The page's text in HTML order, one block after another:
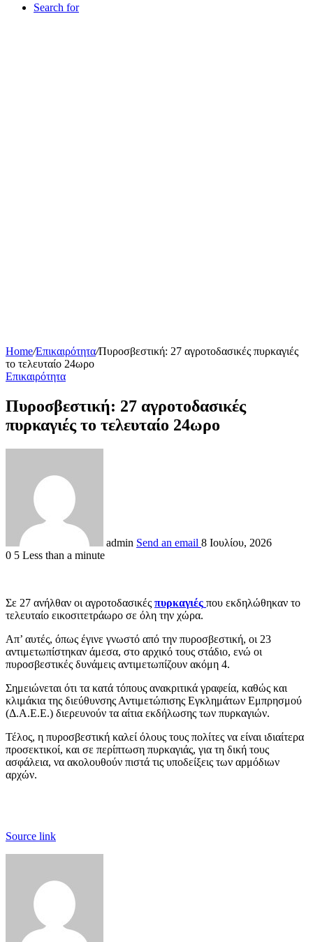
Search for
Home/Επικαιρότητα/Πυροσβεστική: 27 αγροτοδασικές πυρκαγιές
το τελευταίο 24ωρο
Επικαιρότητα
Πυροσβεστική: 27 αγροτοδασικές
πυρκαγιές το τελευταίο 24ωρο
admin Send an email 8 Ιουλίου, 2026
0 5 Less than a minute
Σε 27 ανήλθαν οι αγροτοδασικές πυρκαγιές που εκδηλώθηκαν το
τελευταίο εικοσιτετράωρο σε όλη την χώρα.
Απ’ αυτές, όπως έγινε γνωστό από την πυροσβεστική, οι 23
αντιμετωπίστηκαν άμεσα, στο αρχικό τους στάδιο, ενώ οι
πυροσβεστικές δυνάμεις αντιμετωπίζουν ακόμη 4.
Σημειώνεται ότι τα κατά τόπους ανακριτικά γραφεία, καθώς και
κλιμάκια της διεύθυνσης Αντιμετώπισης Εγκλημάτων Εμπρησμού
(Δ.Α.Ε.Ε.) διερευνούν τα αίτια εκδήλωσης των πυρκαγιών.
Τέλος, η πυροσβεστική καλεί όλους τους πολίτες να είναι ιδιαίτερα
προσεκτικοί, και σε περίπτωση πυρκαγιάς, για τη δική τους
ασφάλεια, να ακολουθούν πιστά τις υποδείξεις των αρμόδιων
αρχών.
Source link